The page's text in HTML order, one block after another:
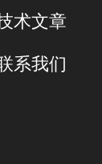
术文章
系我们